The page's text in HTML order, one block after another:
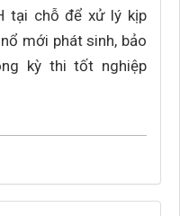
tại chỗ để xử lý kịp
mới phát sinh, bảo
kỳ thi tốt nghiệp